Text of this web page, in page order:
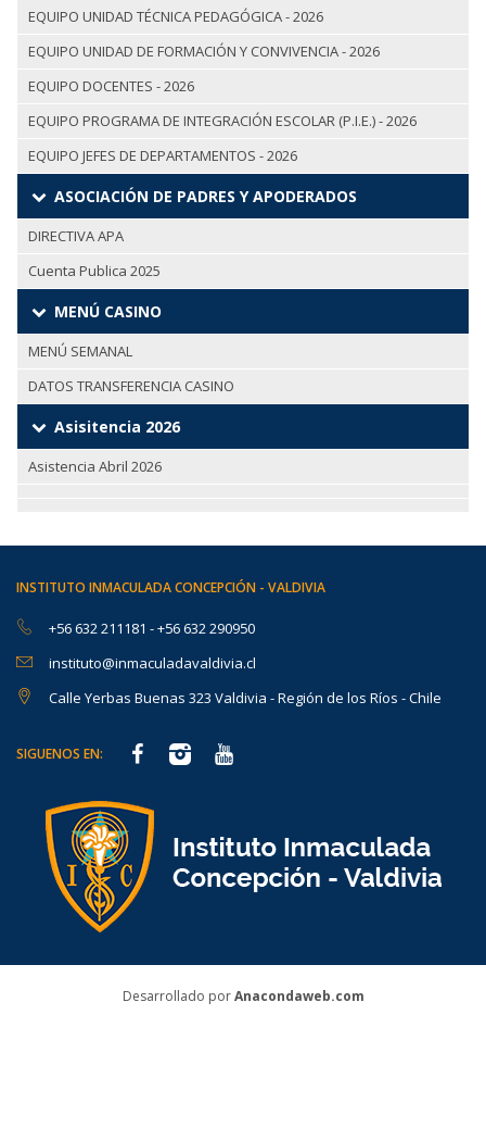
EQUIPO UNIDAD TÉCNICA PEDAGÓGICA - 2026
EQUIPO UNIDAD DE FORMACIÓN Y CONVIVENCIA - 2026
EQUIPO DOCENTES - 2026
EQUIPO PROGRAMA DE INTEGRACIÓN ESCOLAR (P.I.E.) - 2026
EQUIPO JEFES DE DEPARTAMENTOS - 2026
ASOCIACIÓN DE PADRES Y APODERADOS
DIRECTIVA APA
Cuenta Publica 2025
MENÚ CASINO
MENÚ SEMANAL
DATOS TRANSFERENCIA CASINO
Asisitencia 2026
Asistencia Abril 2026
INSTITUTO INMACULADA CONCEPCIÓN - VALDIVIA
+56 632 211181 -+56 632 290950
instituto@inmaculadavaldivia.cl
Calle Yerbas Buenas 323 Valdivia - Región de los Ríos - Chile
SIGUENOS EN:
Desarrollado porAnacondaweb.com